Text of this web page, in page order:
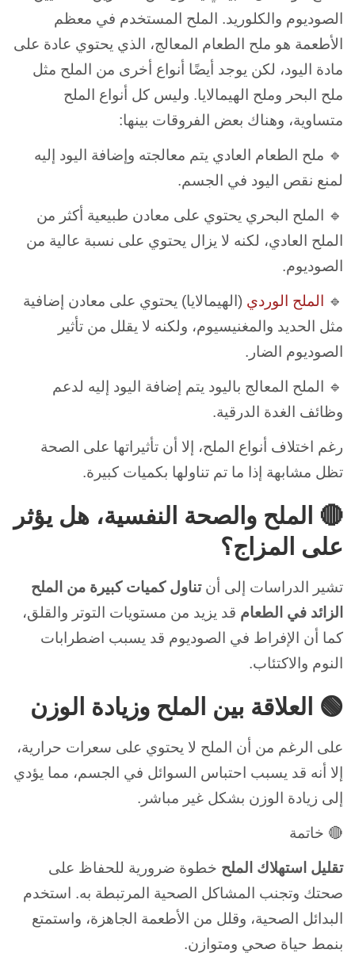
الصوديوم والكلوريد. الملح المستخدم في معظم
الأطعمة هو ملح الطعام المعالج، الذي يحتوي عادة على
مادة اليود، لكن يوجد أيضًا أنواع أخرى من الملح مثل
ملح البحر وملح الهيمالايا. وليس كل أنواع الملح
متساوية، وهناك بعض الفروقات بينها:
🔹 ملح الطعام العادي يتم معالجته وإضافة اليود إليه
لمنع نقص اليود في الجسم.
🔹 الملح البحري يحتوي على معادن طبيعية أكثر من
الملح العادي، لكنه لا يزال يحتوي على نسبة عالية من
الصوديوم.
🔹 الملح الوردي (الهيمالايا) يحتوي على معادن إضافية
مثل الحديد والمغنيسيوم، ولكنه لا يقلل من تأثير
الصوديوم الضار.
🔹 الملح المعالج باليود يتم إضافة اليود إليه لدعم
وظائف الغدة الدرقية.
رغم اختلاف أنواع الملح، إلا أن تأثيراتها على الصحة
تظل مشابهة إذا ما تم تناولها بكميات كبيرة.
🔴 الملح والصحة النفسية، هل يؤثر
على المزاج؟
تشير الدراسات إلى أنتناول كميات كبيرة من الملح
الزائد في الطعام قد يزيد من مستويات التوتر والقلق،
كما أن الإفراط في الصوديوم قد يسبب اضطرابات
النوم والاكتئاب.
🟢 العلاقة بين الملح وزيادة الوزن
على الرغم من أن الملح لا يحتوي على سعرات حرارية،
إلا أنه قد يسبب احتباس السوائل في الجسم، مما يؤدي
إلى زيادة الوزن بشكل غير مباشر.
🔴 خاتمة
تقليل استهلاك الملح خطوة ضرورية للحفاظ على
صحتك وتجنب المشاكل الصحية المرتبطة به. استخدم
البدائل الصحية، وقلل من الأطعمة الجاهزة، واستمتع
بنمط حياة صحي ومتوازن.